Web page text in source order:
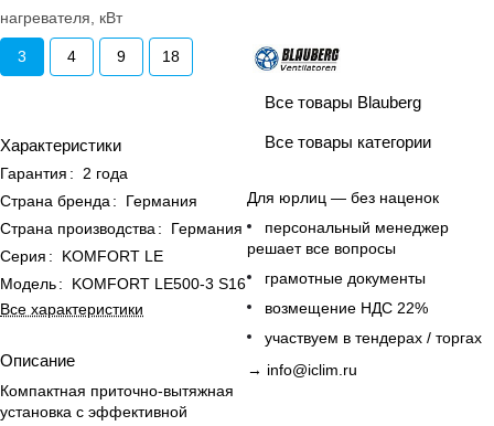
нагревателя, кВт
3 4 9 18
Характеристики
Гарантия :
2 года
Страна бренда :
Германия
Страна производства :
Германия
Серия :
KOMFORT LE
Модель:
KOMFORT LE500-3 S16
Все характеристики
Описание
Компактная приточно-вытяжная
установка с эффективной
Все товары Blauberg
Все товары категории
Для юрлиц — без наценок
персональный менеджер
решает все вопросы
грамотные документы
возмещение НДС 22%
участвуем в тендерах / торгах
→ info@iclim.ru